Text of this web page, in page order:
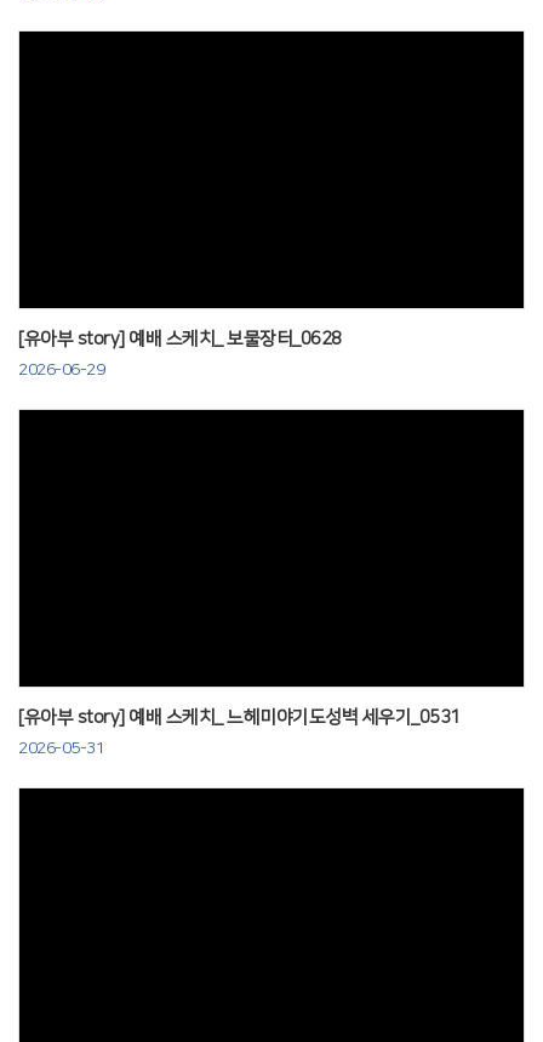
[유아부 story] 예배 스케치_ 보물장터_0628
2026-06-29
[유아부 story] 예배 스케치_ 느헤미야기도성벽 세우기_0531
2026-05-31